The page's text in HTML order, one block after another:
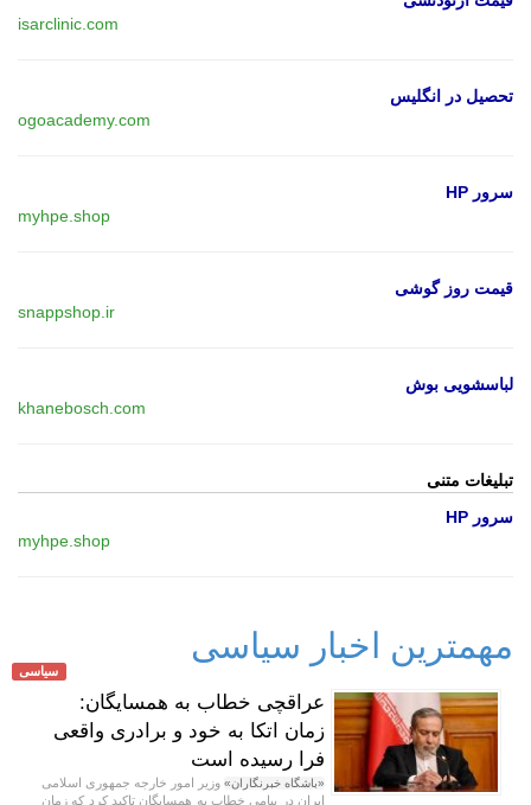
isarclinic.com
تحصیل در انگلیس
ogoacademy.com
سرور HP
myhpe.shop
قیمت روز گوشی
snappshop.ir
لباسشویی بوش
khanebosch.com
تبلیغات متنی
سرور HP
myhpe.shop
مهمترین اخبار سیاسی
سیاسی
عراقچی خطاب به همسایگان:
زمان اتکا به خود و برادری واقعی
فرا رسیده است
«باشگاه خبرنگاران» وزیر امور خارجه جمهوری اسلامی
ایران در پیامی خطاب به همسایگان تاکید کرد که زمان